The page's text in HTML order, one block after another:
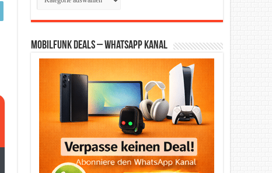
Mobilfunk Deals – WhatsApp Kanal